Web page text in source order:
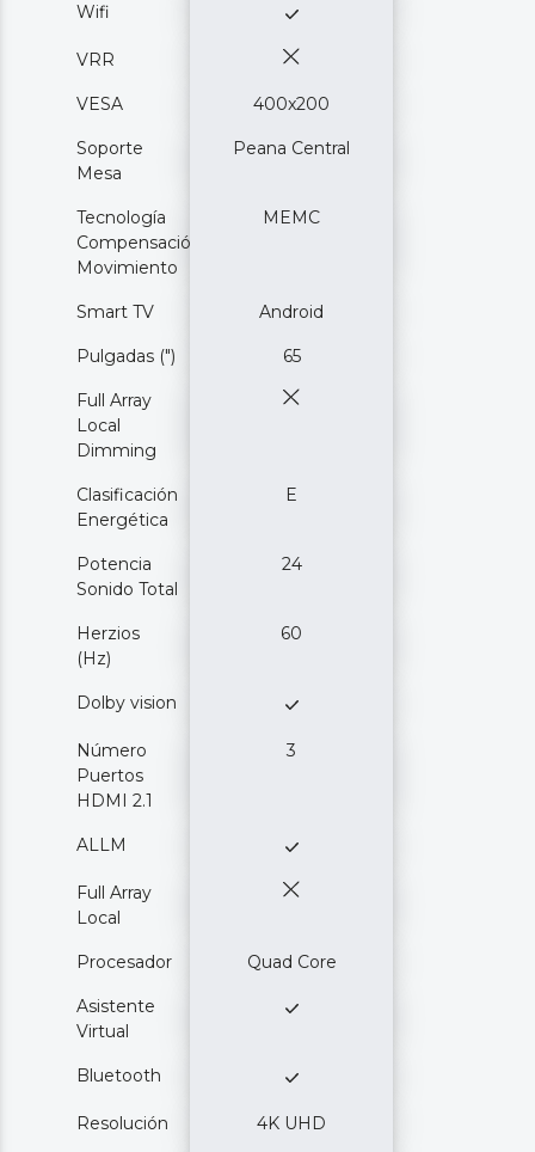
Wifi
VRR
VESA 400x200
Soporte
Mesa
Peana Central
Tecnología
Compensación
Movimiento
MEMC
Smart TV Android
Pulgadas (") 65
Full Array
Local
Dimming
Clasificación
Energética
E
Potencia
Sonido Total
24
Herzios
(Hz)
60
Dolby vision
Número
Puertos
HDMI 2.1
3
ALLM
Full Array
Local
Procesador Quad Core
Asistente
Virtual
Bluetooth
Resolución 4K UHD